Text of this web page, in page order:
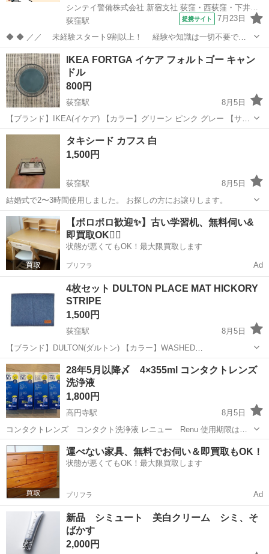
シンテイ警備株式会社 新宿支社 荻窪・西荻窪・下井草(18)エリア/A3203200140
荻窪駅
提携サイト 7月23日
◆ ◆ ／／ 未経験スタート9割以上！ 経験や知識は一切不要で始
めやすい♪ シフトの強制もないですし 自分のペースで働くことも
できるので 続けやすい♪働きやすい♪ ＼＼ 『シフトが削られた…』
『思うように稼...
東京 杉並区
IKEA FORTGA イケア フォルトゴー キャン
ドル
800円
荻窪駅
8月5日
【ブランド】IKEA(イケア) 【カラー】グリーン ピンク グレー 【サイ
ズ】9cm×9.5cm 【参考価格】 数回キャンドルウォーマーで使用しま
した。 現在完売品。お探しの方にお譲りします。
東京 杉並区 荻窪駅 イケア
タキシード カフス 白
1,500円
荻窪駅
8月5日
結婚式で2〜3時間使用しました。 お探しの方にお譲りします。
東京 杉並区 荻窪駅 メイクアップ タキシード
【ボロボロ歓迎✨】古い学習机、無料伺い&
即買取OK🙆‍♀️
状態が悪くてもOK！最大限買取します
プリフラ Ad
4枚セット DULTON PLACE MAT HICKORY
STRIPE
1,500円
荻窪駅
8月5日
【ブランド】DULTON(ダルトン) 【カラー】WASHED
DENIM/HICKORY STRIPE 【サイズ】L.450mm W.330mm 16OZ 【参
考価格】1,540円 WASHED DENIM 2枚 HICK...
東京 杉並区 荻窪駅 コスメ/ヘルスケア DULTON
28年5月以降〆 4×355ml コンタクトレンズ
洗浄液
1,800円
高円寺駅
8月5日
コンタクトレンズ コンタクト洗浄液 レニュー Renu 使用期限は
2028年5月以降のものです。ですので使用期限について細かく気になさ
れない方にお譲りさせていただきます^_^ レニューフレッシュ 355ml
ブランド：B...
東京 杉並区 高円寺駅 フェイスケア 期限
運べない家具、無料でお伺い＆即買取もOK！
状態が悪くてもOK！最大限買取します
プリフラ Ad
新品 シミュート 美白クリーム シミ、そ
ばかす
2,000円